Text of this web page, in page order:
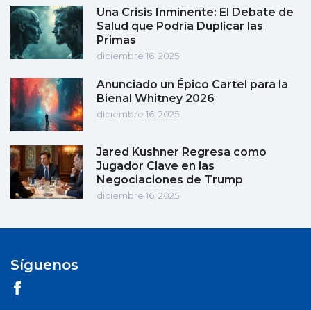
Una Crisis Inminente: El Debate de
Salud que Podría Duplicar las
Primas
diciembre 16, 2025
Anunciado un Épico Cartel para la
Bienal Whitney 2026
diciembre 16, 2025
Jared Kushner Regresa como
Jugador Clave en las
Negociaciones de Trump
diciembre 16, 2025
Síguenos